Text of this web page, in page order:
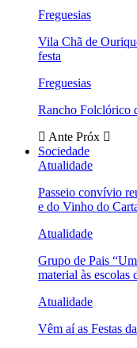
Freguesias
Vila Chã de
festa
Freguesias
Rancho Folclórico
Ante Próx
Sociedade
Atualidade
Passeio convívio
e do Vinho do
Atualidade
Grupo de Pais
material às
Atualidade
Vêm aí as Festas